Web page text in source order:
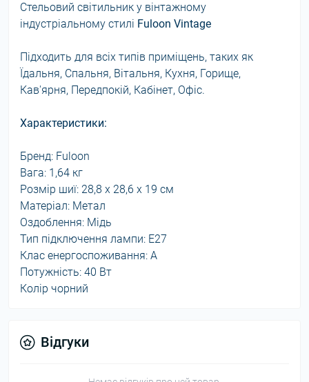
Стельовий світильник у вінтажному
індустріальному стилі Fuloon Vintage
Підходить для всіх типів приміщень, таких як
Їдальня, Спальня, Вітальня, Кухня, Горище,
Кав'ярня, Передпокій, Кабінет, Офіс.
Характеристики:
Бренд: Fuloon
Вага: 1,64 кг
Розмір шиї: 28,8 х 28,6 х 19 см
Матеріал: Метал
Оздоблення: Мідь
Тип підключення лампи: E27
Клас енергоспоживання: А
Потужність: 40 Вт
Колір чорний
Відгуки